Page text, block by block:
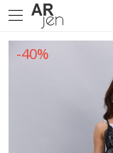
-40%